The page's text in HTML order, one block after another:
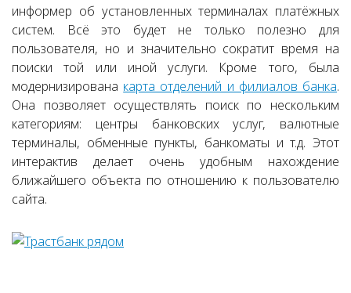
информер об установленных терминалах платёжных
систем. Всё это будет не только полезно для
пользователя, но и значительно сократит время на
поиски той или иной услуги. Кроме того, была
модернизирована карта отделений и филиалов банка.
Она позволяет осуществлять поиск по нескольким
категориям: центры банковских услуг, валютные
терминалы, обменные пункты, банкоматы и т.д. Этот
интерактив делает очень удобным нахождение
ближайшего объекта по отношению к пользователю
сайта.